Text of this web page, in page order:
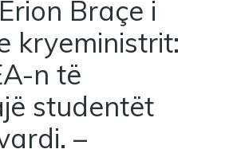
Braçe i
kryeministrit:
n të
studentët
–